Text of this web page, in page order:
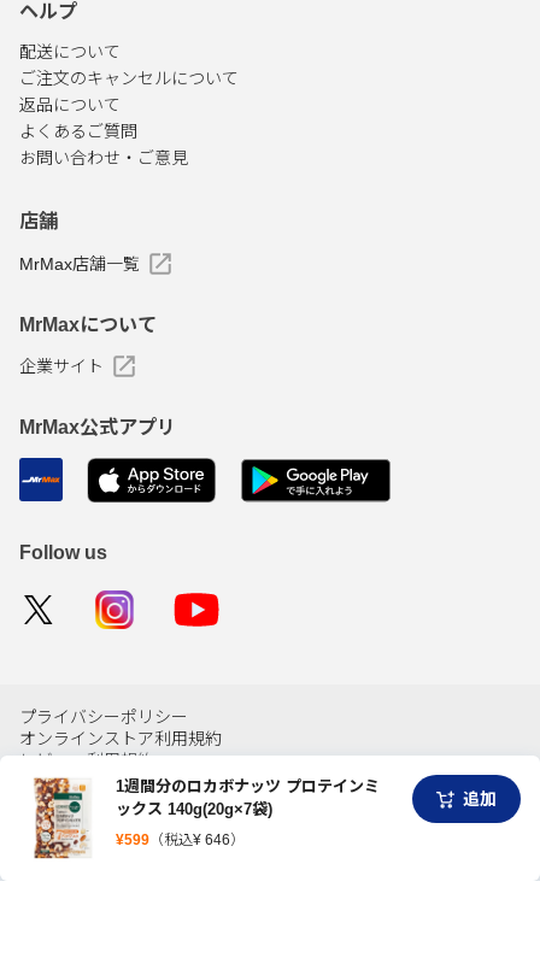
1週間分のロカボナッツ プロテインミ
ックス 140g(20g×7袋)
追加
¥599 （税込¥ 646）
ヘルプ
配送について
ご注文のキャンセルについて
返品について
よくあるご質問
お問い合わせ・ご意見
店舗
MrMax店舗一覧
MrMaxについて
企業サイト
MrMax公式アプリ
Follow us
プライバシーポリシー
オンラインストア利用規約
レビュー利用規約
特定商取引に関する法律に基づく表示
酒類販売管理者標識
医薬品に関するご案内
©MrMax Holdings Ltd.